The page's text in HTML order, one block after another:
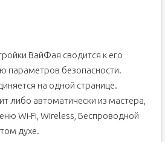
ВайФая сводится к его
параметров безопасности.
на одной странице.
либо автоматически из мастера,
Wi-Fi, Wireless, Беспроводной
духе.